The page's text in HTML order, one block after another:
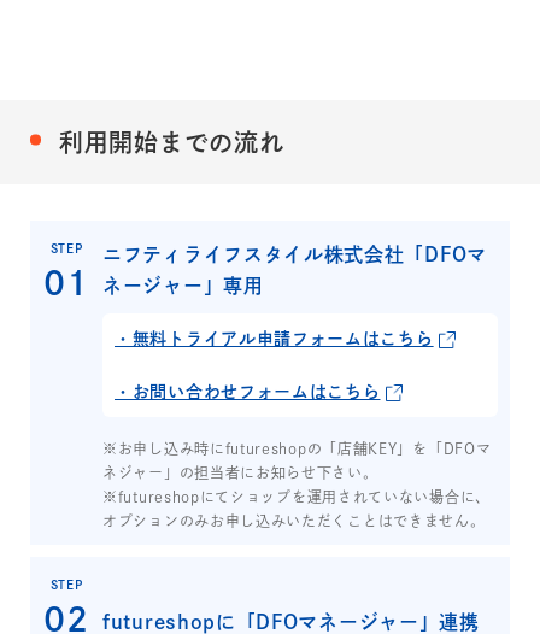
利用開始までの流れ
STEP
ニフティライフスタイル株式会社「DFOマ
ネージャー」専用
・無料トライアル申請フォームはこちら
・お問い合わせフォームはこちら
※お申し込み時にfutureshopの「店舗KEY」を「DFOマ
ネジャー」の担当者にお知らせ下さい。
※futureshopにてショップを運用されていない場合に、
オプションのみお申し込みいただくことはできません。
STEP
futureshopに「DFOマネージャー」連携